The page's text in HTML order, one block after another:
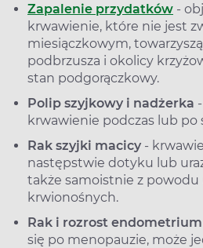
Zapalenie przydatków -
krwawienie, które nie jest
miesiączkowym,
podbrzusza i okolicy
stan podgorączkowy.
Polip szyjkowy i nadżerka
krwawienie podczas lub po
Rak szyjki macicy -
następstwie dotyku lub
także samoistnie z powodu
krwionośnych.
Rak i rozrost endometrium
się po menopauzie, może